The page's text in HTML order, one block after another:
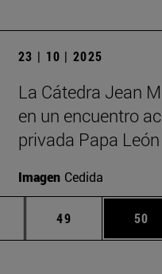
23 | 10 | 2025
La Cátedra Jean
en un encuentro
privada Papa
Imagen Cedida
Páginas intermedias Use
Página
49 50